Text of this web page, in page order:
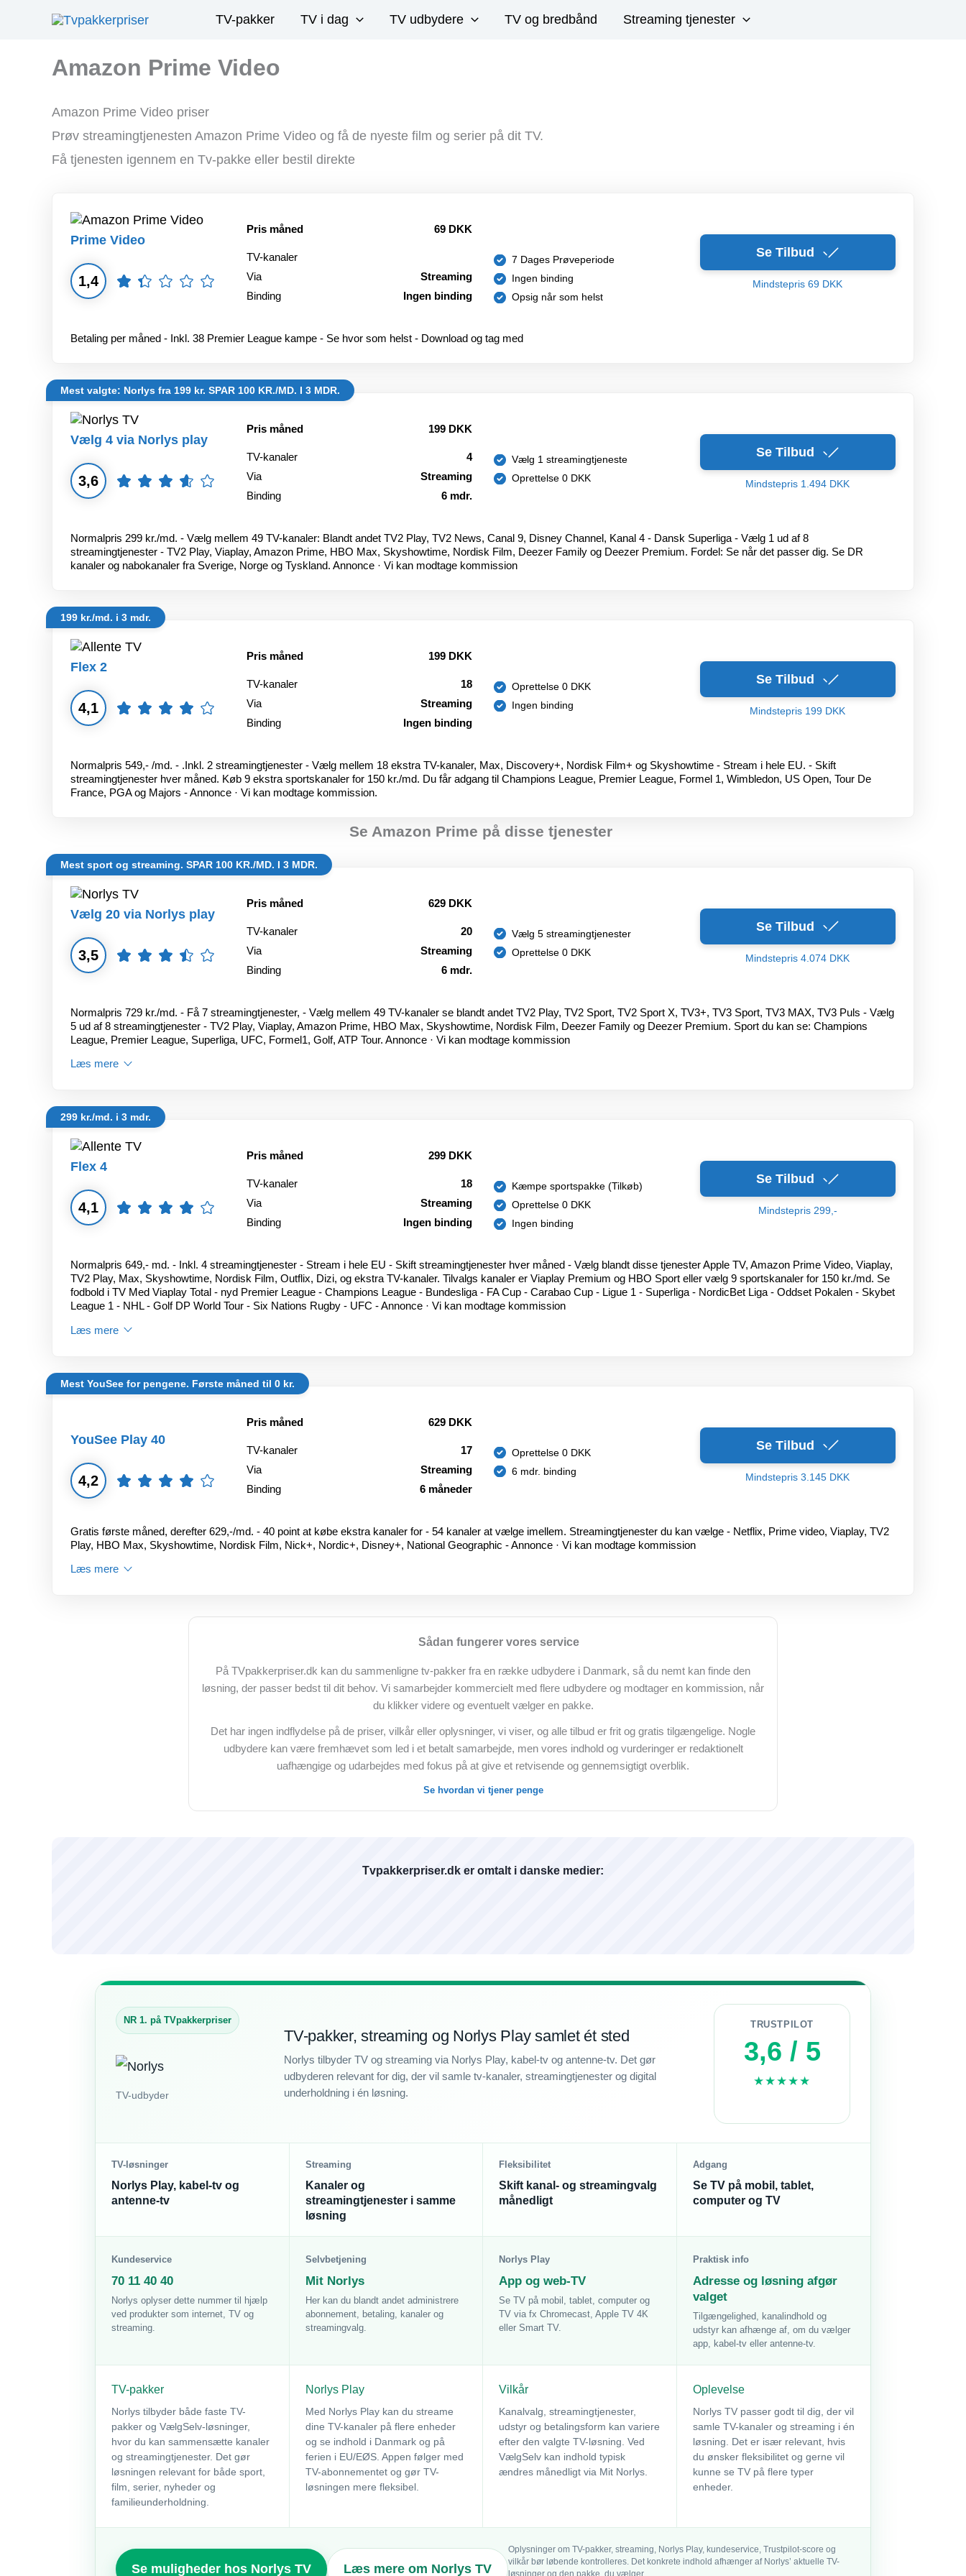
TV-pakker TV i dag TV udbydere TV og bredbånd Streaming tjenester
Amazon Prime Video
Amazon Prime Video priser
Prøv streamingtjenesten Amazon Prime Video og få de nyeste film og serier på dit TV.
Få tjenesten igennem en Tv-pakke eller bestil direkte
Prime Video
1,4
Pris måned 69 DKK
TV-kanaler
Via
Streaming
Binding
Ingen binding
7 Dages Prøveperiode
Ingen binding
Opsig når som helst
Se Tilbud
Mindstepris 69 DKK
Betaling per måned - Inkl. 38 Premier League kampe - Se hvor som helst - Download og tag med
Mest valgte: Norlys fra 199 kr. SPAR 100 KR./MD. I 3 MDR.
Vælg 4 via Norlys play
3,6
Pris måned 199 DKK
TV-kanaler
4
Via
Streaming
Binding
6 mdr.
Vælg 1 streamingtjeneste
Oprettelse 0 DKK
Se Tilbud
Mindstepris 1.494 DKK
Normalpris 299 kr./md. - Vælg mellem 49 TV-kanaler: Blandt andet TV2 Play, TV2 News, Canal 9, Disney Channel, Kanal 4 - Dansk Superliga - Vælg 1 ud af 8
streamingtjenester - TV2 Play, Viaplay, Amazon Prime, HBO Max, Skyshowtime, Nordisk Film, Deezer Family og Deezer Premium. Fordel: Se når det passer dig. Se DR
kanaler og nabokanaler fra Sverige, Norge og Tyskland. Annonce · Vi kan modtage kommission
199 kr./md. i 3 mdr.
Flex 2
4,1
Pris måned 199 DKK
TV-kanaler
18
Via
Streaming
Binding
Ingen binding
Oprettelse 0 DKK
Ingen binding
Se Tilbud
Mindstepris 199 DKK
Normalpris 549,- /md. - .Inkl. 2 streamingtjenester - Vælg mellem 18 ekstra TV-kanaler, Max, Discovery+, Nordisk Film+ og Skyshowtime - Stream i hele EU. - Skift
streamingtjenester hver måned. Køb 9 ekstra sportskanaler for 150 kr./md. Du får adgang til Champions League, Premier League, Formel 1, Wimbledon, US Open, Tour De
France, PGA og Majors - Annonce · Vi kan modtage kommission.
Se Amazon Prime på disse tjenester
Mest sport og streaming. SPAR 100 KR./MD. I 3 MDR.
Vælg 20 via Norlys play
3,5
Pris måned 629 DKK
TV-kanaler
20
Via
Streaming
Binding
6 mdr.
Vælg 5 streamingtjenester
Oprettelse 0 DKK
Se Tilbud
Mindstepris 4.074 DKK
Normalpris 729 kr./md. - Få 7 streamingtjenester, - Vælg mellem 49 TV-kanaler se blandt andet TV2 Play, TV2 Sport, TV2 Sport X, TV3+, TV3 Sport, TV3 MAX, TV3 Puls - Vælg
5 ud af 8 streamingtjenester - TV2 Play, Viaplay, Amazon Prime, HBO Max, Skyshowtime, Nordisk Film, Deezer Family og Deezer Premium. Sport du kan se: Champions
League, Premier League, Superliga, UFC, Formel1, Golf, ATP Tour. Annonce · Vi kan modtage kommission
Læs mere
299 kr./md. i 3 mdr.
Flex 4
4,1
Pris måned 299 DKK
TV-kanaler
18
Via
Streaming
Binding
Ingen binding
Kæmpe sportspakke (Tilkøb)
Oprettelse 0 DKK
Ingen binding
Se Tilbud
Mindstepris 299,-
Normalpris 649,- md. - Inkl. 4 streamingtjenester - Stream i hele EU - Skift streamingtjenester hver måned - Vælg blandt disse tjenester Apple TV, Amazon Prime Video, Viaplay,
TV2 Play, Max, Skyshowtime, Nordisk Film, Outflix, Dizi, og ekstra TV-kanaler. Tilvalgs kanaler er Viaplay Premium og HBO Sport eller vælg 9 sportskanaler for 150 kr./md. Se
fodbold i TV Med Viaplay Total - nyd Premier League - Champions League - Bundesliga - FA Cup - Carabao Cup - Ligue 1 - Superliga - NordicBet Liga - Oddset Pokalen - Skybet
League 1 - NHL - Golf DP World Tour - Six Nations Rugby - UFC - Annonce · Vi kan modtage kommission
Læs mere
Mest YouSee for pengene. Første måned til 0 kr.
YouSee Play 40
4,2
Pris måned 629 DKK
TV-kanaler
17
Via
Streaming
Binding
6 måneder
Oprettelse 0 DKK
6 mdr. binding
Se Tilbud
Mindstepris 3.145 DKK
Gratis første måned, derefter 629,-/md. - 40 point at købe ekstra kanaler for - 54 kanaler at vælge imellem. Streamingtjenester du kan vælge - Netflix, Prime video, Viaplay, TV2
Play, HBO Max, Skyshowtime, Nordisk Film, Nick+, Nordic+, Disney+, National Geographic - Annonce · Vi kan modtage kommission
Læs mere
Sådan fungerer vores service
På TVpakkerpriser.dk kan du sammenligne tv-pakker fra en række udbydere i Danmark, så du nemt kan finde den
løsning, der passer bedst til dit behov. Vi samarbejder kommercielt med flere udbydere og modtager en kommission, når
du klikker videre og eventuelt vælger en pakke.
Det har ingen indflydelse på de priser, vilkår eller oplysninger, vi viser, og alle tilbud er frit og gratis tilgængelige. Nogle
udbydere kan være fremhævet som led i et betalt samarbejde, men vores indhold og vurderinger er redaktionelt
uafhængige og udarbejdes med fokus på at give et retvisende og gennemsigtigt overblik.
Se hvordan vi tjener penge
Tvpakkerpriser.dk er omtalt i danske medier:
NR 1. på TVpakkerpriser
TV-udbyder
TV-pakker, streaming og Norlys Play samlet ét sted
Norlys tilbyder TV og streaming via Norlys Play, kabel-tv og antenne-tv. Det gør
udbyderen relevant for dig, der vil samle tv-kanaler, streamingtjenester og digital
underholdning i én løsning.
TRUSTPILOT
3,6 / 5
★★★★★
TV-løsninger
Norlys Play, kabel-tv og
antenne-tv
Streaming
Kanaler og
streamingtjenester i samme
løsning
Fleksibilitet
Skift kanal- og streamingvalg
månedligt
Adgang
Se TV på mobil, tablet,
computer og TV
Kundeservice
70 11 40 40
Norlys oplyser dette nummer til hjælp
ved produkter som internet, TV og
streaming.
Selvbetjening
Mit Norlys
Her kan du blandt andet administrere
abonnement, betaling, kanaler og
streamingvalg.
Norlys Play
App og web-TV
Se TV på mobil, tablet, computer og
TV via fx Chromecast, Apple TV 4K
eller Smart TV.
Praktisk info
Adresse og løsning afgør
valget
Tilgængelighed, kanalindhold og
udstyr kan afhænge af, om du vælger
app, kabel-tv eller antenne-tv.
TV-pakker
Norlys tilbyder både faste TV-
pakker og VælgSelv-løsninger,
hvor du kan sammensætte kanaler
og streamingtjenester. Det gør
løsningen relevant for både sport,
film, serier, nyheder og
familieunderholdning.
Norlys Play
Med Norlys Play kan du streame
dine TV-kanaler på flere enheder
og se indhold i Danmark og på
ferien i EU/EØS. Appen følger med
TV-abonnementet og gør TV-
løsningen mere fleksibel.
Vilkår
Kanalvalg, streamingtjenester,
udstyr og betalingsform kan variere
efter den valgte TV-løsning. Ved
VælgSelv kan indhold typisk
ændres månedligt via Mit Norlys.
Oplevelse
Norlys TV passer godt til dig, der vil
samle TV-kanaler og streaming i én
løsning. Det er især relevant, hvis
du ønsker fleksibilitet og gerne vil
kunne se TV på flere typer
enheder.
Se muligheder hos Norlys TV Læs mere om Norlys TV
Oplysninger om TV-pakker, streaming, Norlys Play, kundeservice, Trustpilot-score og
vilkår bør løbende kontrolleres. Det konkrete indhold afhænger af Norlys’ aktuelle TV-
løsninger og den pakke, du vælger.